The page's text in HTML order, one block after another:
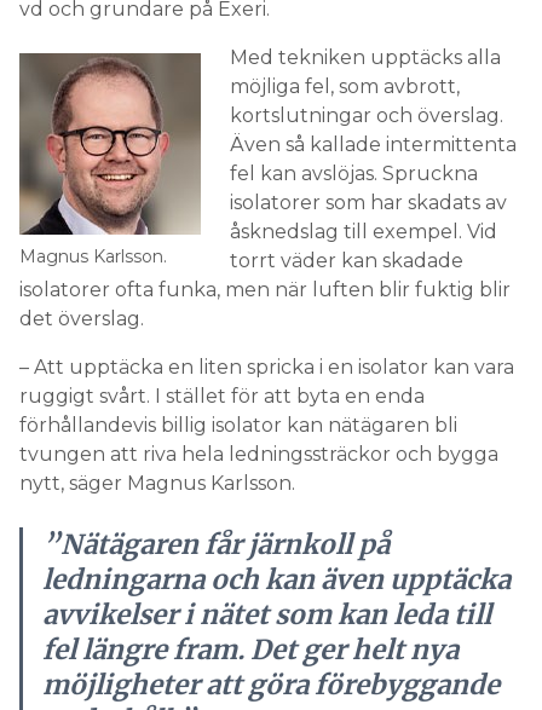
vd och grundare på Exeri.
Magnus Karlsson.
Med tekniken upptäcks alla
möjliga fel, som avbrott,
kortslutningar och överslag.
Även så kallade intermittenta
fel kan avslöjas. Spruckna
isolatorer som har skadats av
åsknedslag till exempel. Vid
torrt väder kan skadade
isolatorer ofta funka, men när luften blir fuktig blir
det överslag.
– Att upptäcka en liten spricka i en isolator kan vara
ruggigt svårt. I stället för att byta en enda
förhållandevis billig isolator kan nätägaren bli
tvungen att riva hela ledningssträckor och bygga
nytt, säger Magnus Karlsson.
”Nätägaren får järnkoll på
ledningarna och kan även upptäcka
avvikelser i nätet som kan leda till
fel längre fram. Det ger helt nya
möjligheter att göra förebyggande